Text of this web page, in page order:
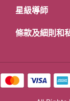
星級導師
條款及細則和